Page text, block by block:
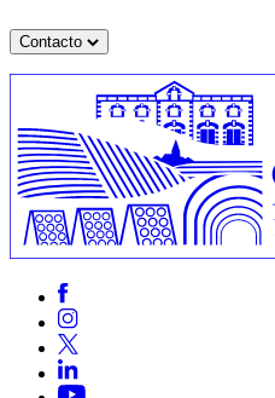
Contacto